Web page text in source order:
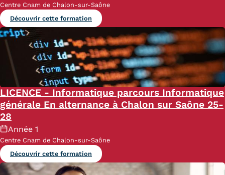
Centre Cnam de Chalon-sur-Saône
Découvrir cette formation
LICENCE - Informatique parcours Informatique
générale En alternance à Chalon sur Saône 25-
28
Année 1
Centre Cnam de Chalon-sur-Saône
Découvrir cette formation